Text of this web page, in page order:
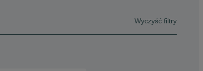
Wyczyść filtry